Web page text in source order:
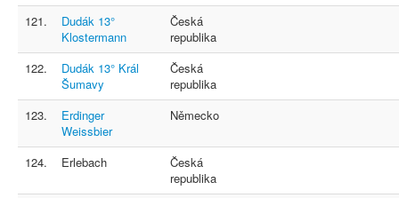
121.
Dudák 13°
Klostermann
Česká
republika
122.
Dudák 13° Král
Šumavy
Česká
republika
123.
Erdinger
Weissbier
Německo
124. Erlebach
Česká
republika